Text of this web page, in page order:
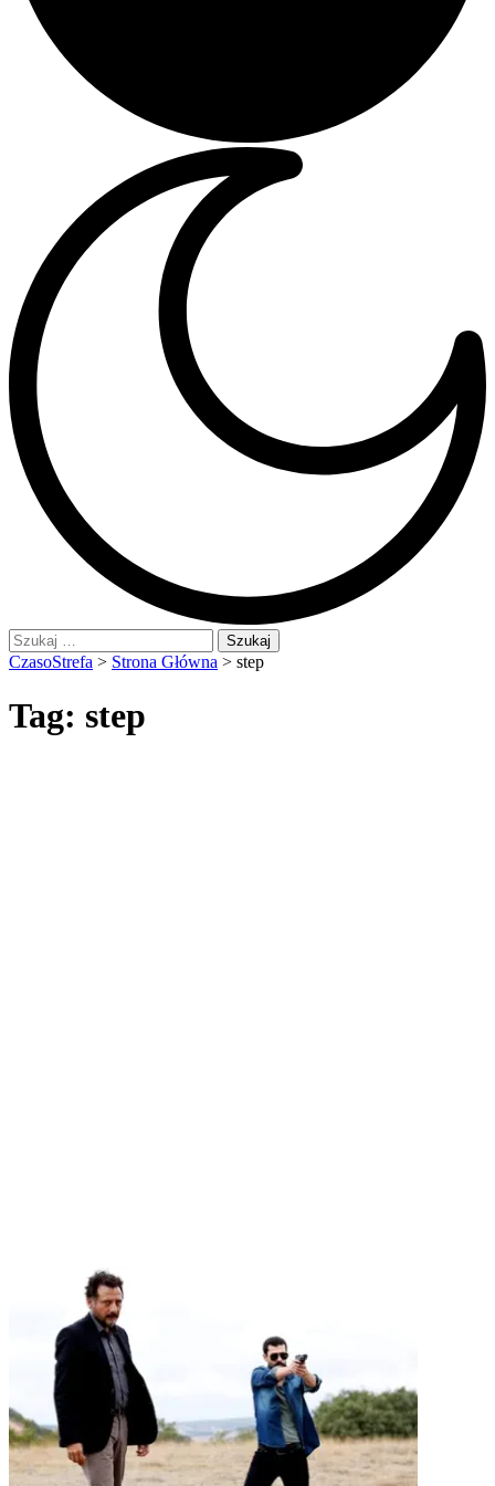
Szukaj:
CzasoStrefa > Strona Główna > step
Tag: step